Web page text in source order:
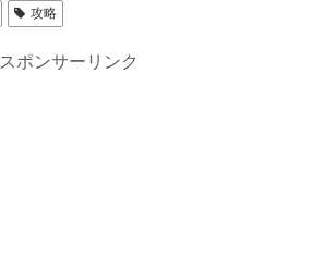
攻略
スポンサーリンク